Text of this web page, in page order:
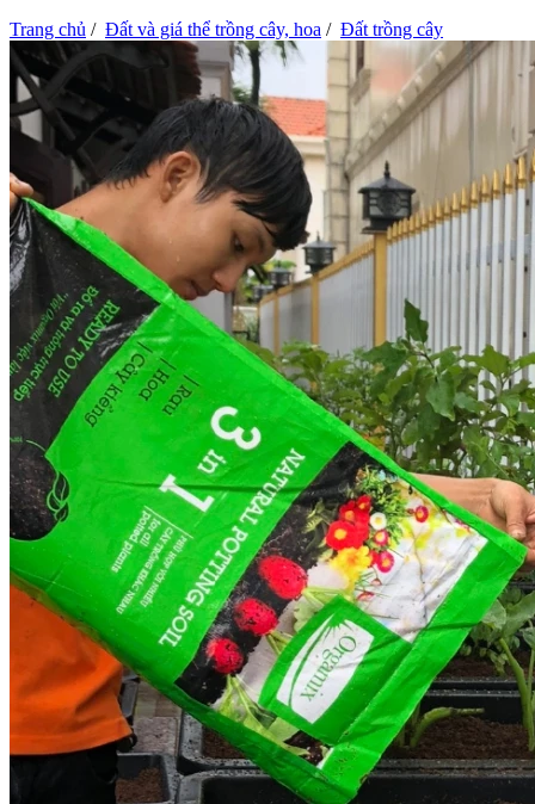
Trang chủ / Đất và giá thể trồng cây, hoa / Đất trồng cây